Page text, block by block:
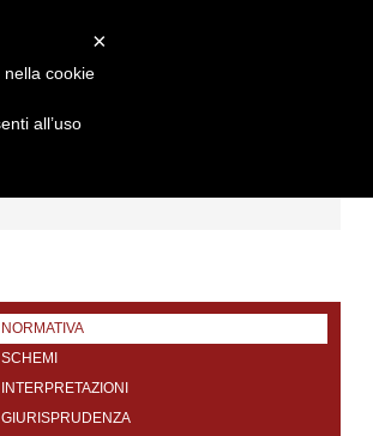
NORMATIVA
SCHEMI
INTERPRETAZIONI
GIURISPRUDENZA
×
cookie
all’uso